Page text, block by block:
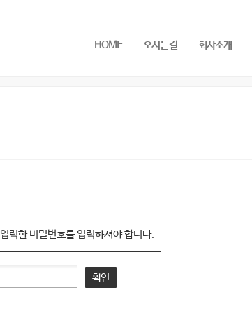
HOME 오시는길 회사소개
력한 비밀번호를 입력하셔야 합니다.
확인